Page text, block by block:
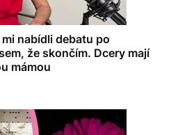
nabídli debatu po
že skončím. Dcery mají
mámou